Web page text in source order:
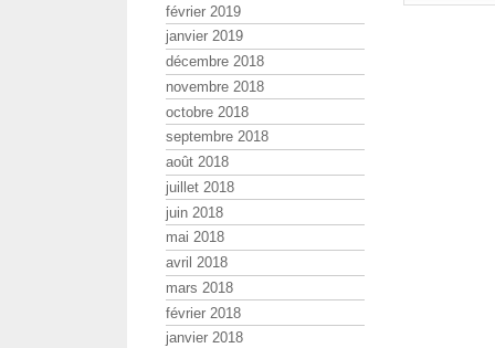
février 2019
janvier 2019
décembre 2018
novembre 2018
octobre 2018
septembre 2018
août 2018
juillet 2018
juin 2018
mai 2018
avril 2018
mars 2018
février 2018
janvier 2018